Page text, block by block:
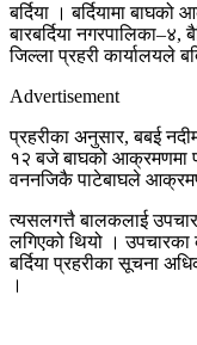
बर्दिया । बर्दियामा
बारबर्दिया
जिल्ला प्रहरी कार्यालयले
Advertisement
प्रहरीका अनुसार, बबई
१२ बजे बाघको आक्रमणमा
वननजिकै पाटेबाघले
त्यसलगत्तै बालकलाई
लगिएको थियो ।
बर्दिया प्रहरीका सूचना
।